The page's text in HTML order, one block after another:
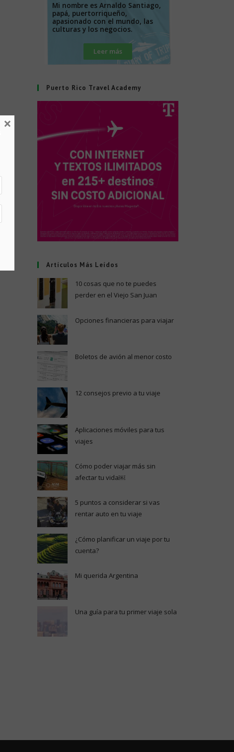
Mi nombre es Arnaldo Santiago,
papá, puertorriqueño,
apasionado con el mundo, las
culturas y los negocios.
Leer más
Puerto Rico Travel Academy
Artículos Más Leídos
10 cosas que no te puedes
perder en el Viejo San Juan
Opciones financieras para viajar
Boletos de avión al menor costo
12 consejos previo a tu viaje
Aplicaciones móviles para tus
viajes
Cómo poder viajar más sin
afectar tu vida￼
5 puntos a considerar si vas
rentar auto en tu viaje
¿Cómo planificar un viaje por tu
cuenta?
Mi querida Argentina
Una guía para tu primer viaje sola
×